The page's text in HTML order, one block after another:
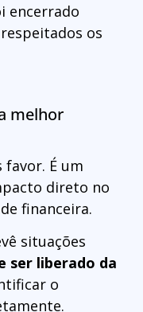
encerrado
os
melhor
favor. É um
direto no
financeira.
situações
ser liberado da
o